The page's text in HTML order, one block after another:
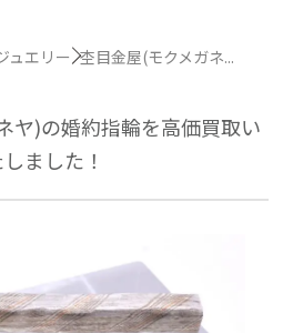
ュエリー 杢目金屋(モクメガネ...
ヤ)の婚約指輪を高価買取い
ました！